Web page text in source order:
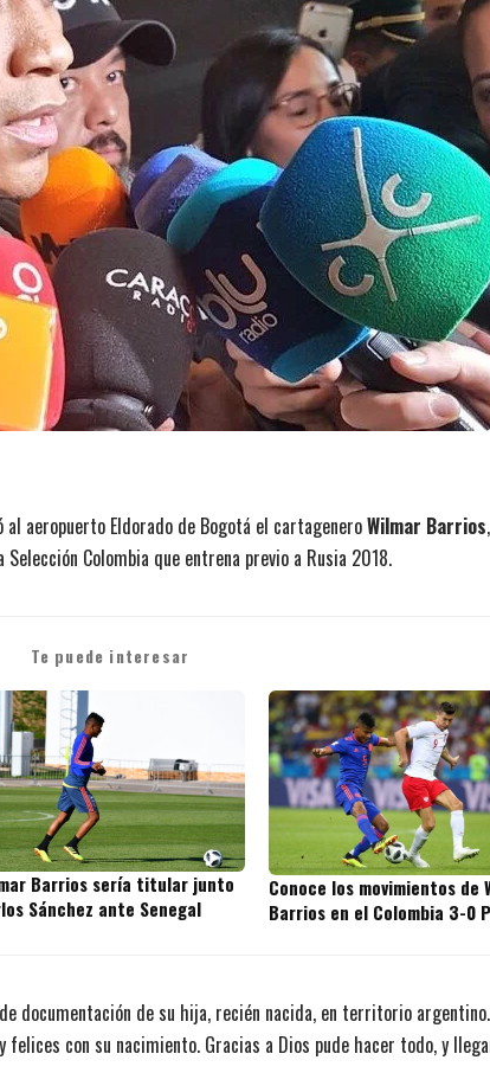
aeropuerto Eldorado de Bogotá el cartageneroWilmar Barrios,
Colombia que entrena previo a Rusia 2018.
Te puede interesar
Barrios sería titular junto
Sánchez ante Senegal
Conoce los movimientos de
Barrios en el Colombia 3-0
documentación de su hija, recién nacida, en territorio
con su nacimiento. Gracias a Dios pude hacer todo, y